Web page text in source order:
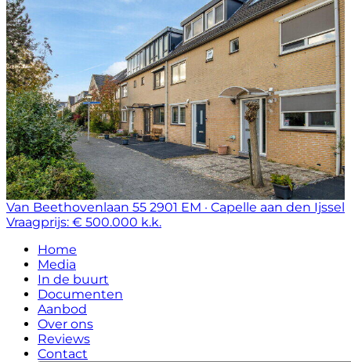
Van Beethovenlaan 55 2901 EM · Capelle aan den Ijssel
Vraagprijs: € 500.000 k.k.
Home
Media
In de buurt
Documenten
Aanbod
Over ons
Reviews
Contact